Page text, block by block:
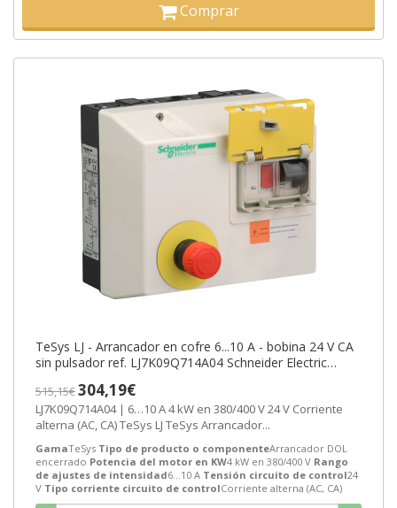
Comprar
TeSys LJ - Arrancador en cofre 6...10 A - bobina 24 V CA
sin pulsador ref. LJ7K09Q714A04 Schneider Electric
515,15€304,19€
LJ7K09Q714A04 | 6…10 A 4 kW en 380/400 V 24 V Corriente
alterna (AC, CA) TeSys LJ TeSys Arrancador...
GamaTeSys Tipo de producto o componenteArrancador DOL
encerrado Potencia del motor en KW4 kW en 380/400 V Rango
de ajustes de intensidad6…10 A Tensión circuito de control24
V Tipo corriente circuito de controlCorriente alterna (AC, CA)